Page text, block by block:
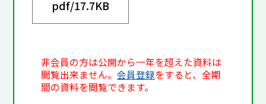
pdf/17.7KB
非会員の方は公開から一年を超えた資料は
閲覧出来ません。会員登録をすると、全期
間の資料を閲覧できます。